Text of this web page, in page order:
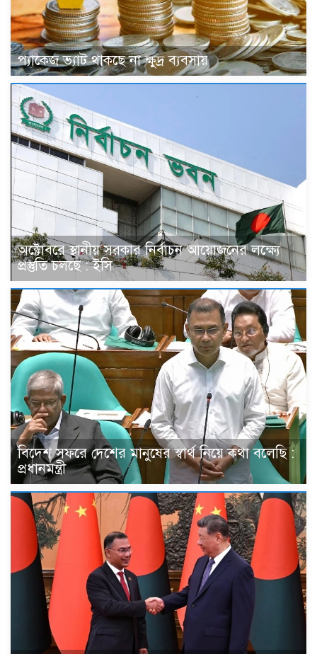
প্যাকেজ ভ্যাট থাকছে না ক্ষুদ্র ব্যবসায়
অক্টোবরে স্থানীয় সরকার নির্বাচন আয়োজনের লক্ষ্যে
প্রস্তুতি চলছে : ইসি
বিদেশ সফরে দেশের মানুষের স্বার্থ নিয়ে কথা বলেছি :
প্রধানমন্ত্রী